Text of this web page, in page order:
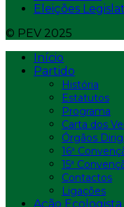
Eleições
© PEV 2025
Início
Partido
História
Estatutos
Programa
Carta dos
Órgãos
16ª
15ª
Contactos
Ligações
Ação Ecologista